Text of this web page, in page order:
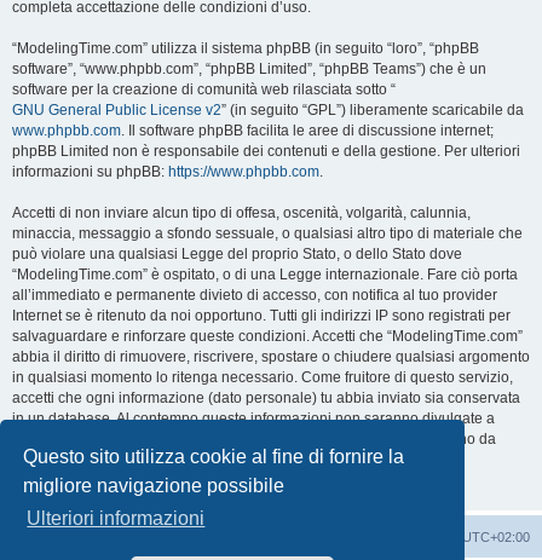
Questo sito utilizza cookie al fine di fornire la
migliore navigazione possibile
Ulteriori informazioni
completa accettazione delle condizioni d’uso.
“ModelingTime.com” utilizza il sistema phpBB (in seguito “loro”, “phpBB
software”, “www.phpbb.com”, “phpBB Limited”, “phpBB Teams”) che è un
software per la creazione di comunità web rilasciata sotto “
GNU General Public License v2” (in seguito “GPL”) liberamente scaricabile da
www.phpbb.com. Il software phpBB facilita le aree di discussione internet;
phpBB Limited non è responsabile dei contenuti e della gestione. Per ulteriori
informazioni su phpBB: https://www.phpbb.com.
Accetti di non inviare alcun tipo di offesa, oscenità, volgarità, calunnia,
minaccia, messaggio a sfondo sessuale, o qualsiasi altro tipo di materiale che
può violare una qualsiasi Legge del proprio Stato, o dello Stato dove
“ModelingTime.com” è ospitato, o di una Legge internazionale. Fare ciò porta
all’immediato e permanente divieto di accesso, con notifica al tuo provider
Internet se è ritenuto da noi opportuno. Tutti gli indirizzi IP sono registrati per
salvaguardare e rinforzare queste condizioni. Accetti che “ModelingTime.com”
abbia il diritto di rimuovere, riscrivere, spostare o chiudere qualsiasi argomento
in qualsiasi momento lo ritenga necessario. Come fruitore di questo servizio,
accetti che ogni informazione (dato personale) tu abbia inviato sia conservata
in un database. Al contempo queste informazioni non saranno divulgate a
nessuno senza il tuo consenso, né “ModelingTime.com” o phpBB sono da
ritenersi responsabili per qualsiasi violazione al sistema che possa
compromettere queste informazioni.
UTC+02:00